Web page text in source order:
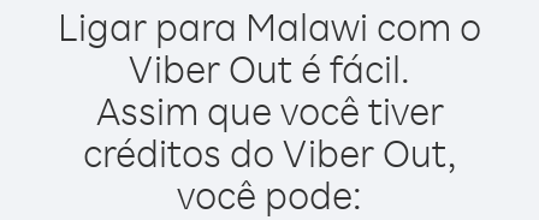
Ligar para Malawi com o
Viber Out é fácil.
Assim que você tiver
créditos do Viber Out,
você pode: